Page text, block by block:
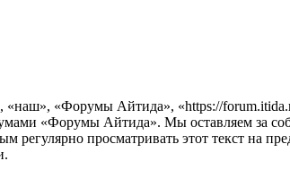
«Форумы Айтида», «https://
«Форумы Айтида». Мы оставляем за
регулярно просматривать этот текст на